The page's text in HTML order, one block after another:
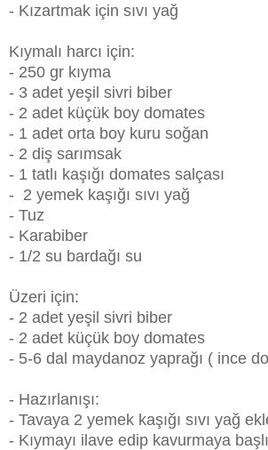
- Kızartmak için sıvı yağ
Kıymalı harcı için:
- 250 gr kıyma
- 3 adet yeşil sivri biber
- 2 adet küçük boy domates
- 1 adet orta boy kuru soğan
- 2 diş sarımsak
- 1 tatlı kaşığı domates salçası
- 2 yemek kaşığı sıvı yağ
- Tuz
- Karabiber
- 1/2 su bardağı su
Üzeri için:
- 2 adet yeşil sivri biber
- 2 adet küçük boy domates
- 5-6 dal maydanoz yaprağı ( ince
- Hazırlanışı:
- Tavaya 2 yemek kaşığı sıvı yağ
- Kıymayı ilave edip kavurmaya